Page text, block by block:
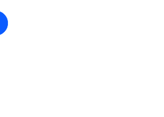
herunterladen